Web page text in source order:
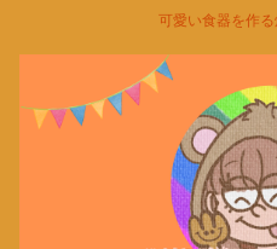
可愛い食器を作